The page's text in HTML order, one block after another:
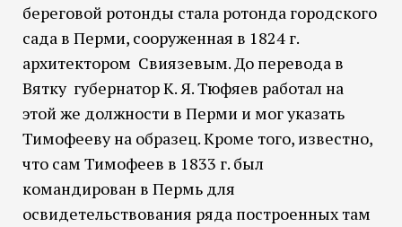
береговой ротонды стала ротонда городского
сада в Перми, сооруженная в 1824 г.
архитектором Свиязевым. До перевода в
Вятку губернатор К. Я. Тюфяев работал на
этой же должности в Перми и мог указать
Тимофееву на образец. Кроме того, известно,
что сам Тимофеев в 1833 г. был
командирован в Пермь для
освидетельствования ряда построенных там